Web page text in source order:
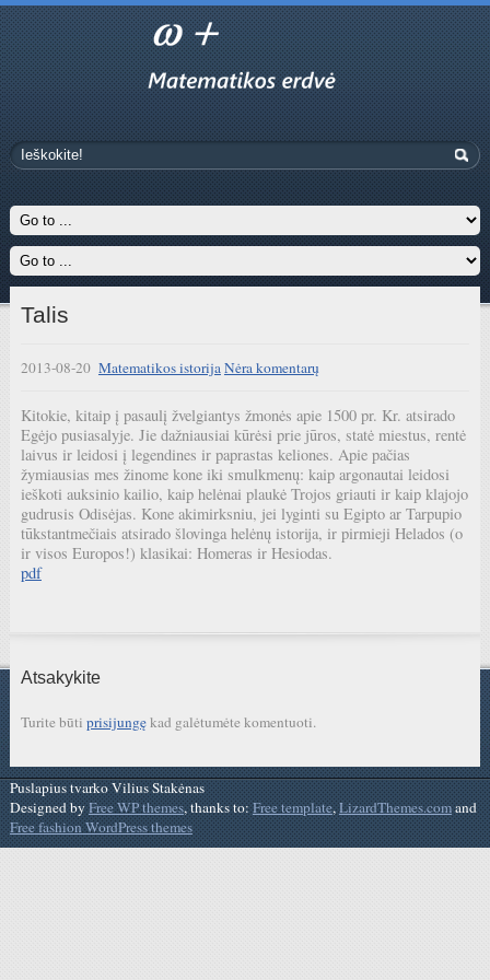
Talis
2013-08-20 Matematikos istorijaNėra komentarų
Kitokie, kitaip į pasaulį žvelgiantys žmonės apie 1500 pr. Kr. atsirado
Egėjo pusiasalyje. Jie dažniausiai kūrėsi prie jūros, statė miestus, rentė
laivus ir leidosi į legendines ir paprastas keliones. Apie pačias
žymiausias mes žinome kone iki smulkmenų: kaip argonautai leidosi
ieškoti auksinio kailio, kaip helėnai plaukė Trojos griauti ir kaip klajojo
gudrusis Odisėjas. Kone akimirksniu, jei lyginti su Egipto ar Tarpupio
tūkstantmečiais atsirado šlovinga helėnų istorija, ir pirmieji Helados (o
ir visos Europos!) klasikai: Homeras ir Hesiodas.
pdf
Atsakykite
Turite būti prisijungękad galėtumėte komentuoti.
Puslapius tvarko Vilius Stakėnas
Designed byFree WP themes, thanks to:Free template,LizardThemes.comand
Free fashion WordPress themes